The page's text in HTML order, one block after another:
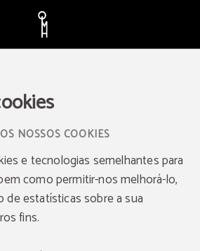
NOSSOS COOKIES
e tecnologias semelhantes para
como permitir-nos melhorá-lo,
de estatísticas sobre a sua
fins.